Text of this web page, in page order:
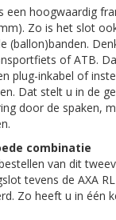
een hoogwaardig
Zo is het slot
(ballon)banden.
of ATB.
plug-inkabel of
Dat stelt u in de
door de spaken,
combinatie
van dit
tevens de AXA
Zo heeft u in één